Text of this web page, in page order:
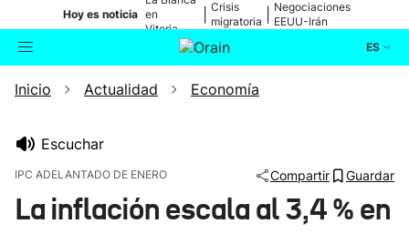
Hoy es noticia en
Vitoria-
Gasteiz
Crisis
migratoria
Negociaciones
EEUU-Irán
ES
Buscador Actualidad
Inicio Actualidad Economía
Escuchar
IPC ADELANTADO DE ENERO Compartir Guardar
La inflación escala al 3,4 % en